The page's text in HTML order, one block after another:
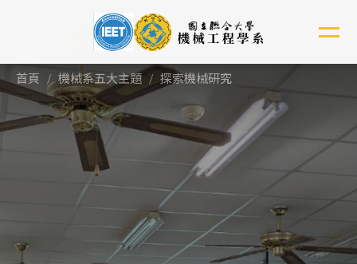
要
內
容
區
首頁 機械系五大主題 探索機械研究